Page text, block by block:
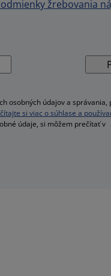
žrebovania
osobných údajov a
si viac o súhlase a
údaje, si môžem prečítať v